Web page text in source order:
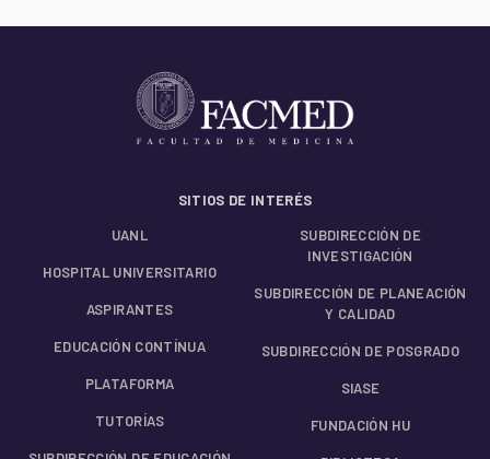
SITIOS DE INTERÉS
UANL
HOSPITAL UNIVERSITARIO
ASPIRANTES
EDUCACIÓN CONTÍNUA
PLATAFORMA
TUTORÍAS
SUBDIRECCIÓN DE
INVESTIGACIÓN
SUBDIRECCIÓN DE PLANEACIÓN
Y CALIDAD
SUBDIRECCIÓN DE POSGRADO
SIASE
FUNDACIÓN HU